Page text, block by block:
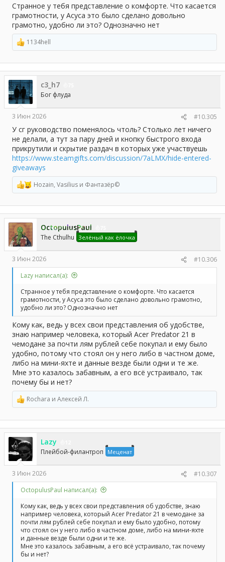
Странное у тебя представление о комфорте. Что касается
грамотности, у Асуса это было сделано довольно
грамотно, удобно ли это? Однозначно нет
Р
е
а
к
ц
и
и
:
1134hell
с3_h7
Бог флуда
3 Июн 2026 #10.305
У сг руководство поменялось чтоль? Столько лет ничего
не делали, а тут за пару дней и кнопку быстрого входа
прикрутили и скрытие раздач в которых уже участвуешь
https://www.steamgifts.com/discussion/7aLMX/hide-entered-
giveaways
Р
е
а
к
ц
и
и
:
Hozain, Vasilius и Фантазёр©
OctopulusPaul
The Cthulhu Зелёный как ёлочка
3 Июн 2026
#10.306
Lazy написал(а):
Странное у тебя представление о комфорте. Что касается
грамотности, у Асуса это было сделано довольно грамотно,
удобно ли это? Однозначно нет
Кому как, ведь у всех свои представления об удобстве,
знаю например человека, который Acer Predator 21 в
чемодане за почти лям рублей себе покупал и ему было
удобно, потому что стоял он у него либо в частном доме,
либо на мини-яхте и данные везде были одни и те же.
Мне это казалось забавным, а его всё устраивало, так
почему бы и нет?
Р
е
а
к
ц
и
и
:
Rochara и Алексей Л.
Lazy
Плейбой-филантроп Меценат
3 Июн 2026
#10.307
OctopulusPaul написал(а):
Кому как, ведь у всех свои представления об удобстве, знаю
например человека, который Acer Predator 21 в чемодане за
почти лям рублей себе покупал и ему было удобно, потому
что стоял он у него либо в частном доме, либо на мини-яхте
и данные везде были одни и те же.
Мне это казалось забавным, а его всё устраивало, так почему
бы и нет?